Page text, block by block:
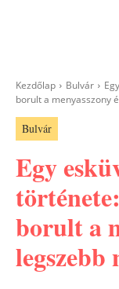
Kezdőlap Bulvár
borult a menyasszony
Bulvár
Egy
borult a
legszebb